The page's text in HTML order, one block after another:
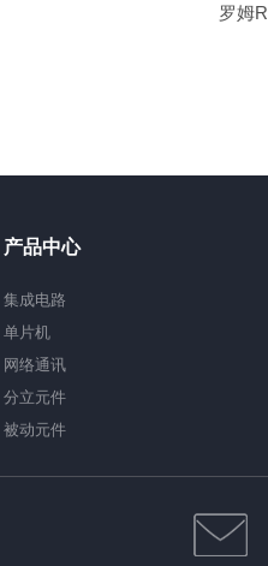
罗姆
产品中心
集成电路
单片机
网络通讯
分立元件
被动元件